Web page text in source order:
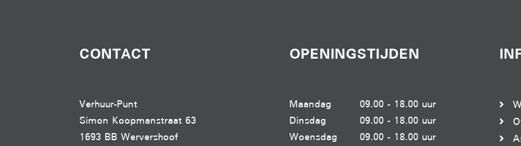
CONTACT
Verhuur-Punt
Simon Koopmanstraat 63
1693 BB Wervershoof
OPENINGSTIJDEN
Maandag
09.00 - 18.00 uur
Dinsdag
09.00 - 18.00 uur
Woensdag
09.00 - 18.00 uur